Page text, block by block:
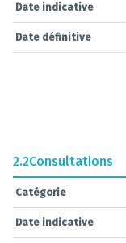
Date indicative
Date définitive
2.2Consultations
Catégorie
Date indicative